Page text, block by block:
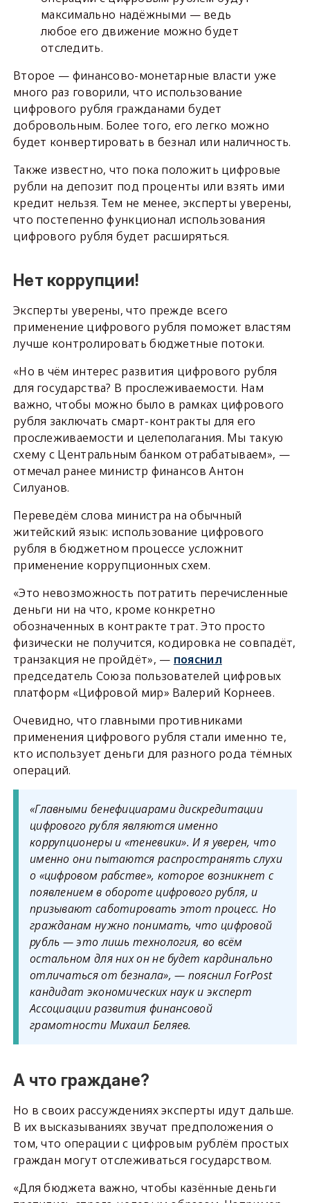
максимально надёжными — ведь
любое его движение можно будет
отследить.
Второе — финансово-монетарные власти уже
много раз говорили, что использование
цифрового рубля гражданами будет
добровольным. Более того, его легко можно
будет конвертировать в безнал или наличность.
Также известно, что пока положить цифровые
рубли на депозит под проценты или взять ими
кредит нельзя. Тем не менее, эксперты уверены,
что постепенно функционал использования
цифрового рубля будет расширяться.
Нет коррупции!
Эксперты уверены, что прежде всего
применение цифрового рубля поможет властям
лучше контролировать бюджетные потоки.
«Но в чём интерес развития цифрового рубля
для государства? В прослеживаемости. Нам
важно, чтобы можно было в рамках цифрового
рубля заключать смарт-контракты для его
прослеживаемости и целеполагания. Мы такую
схему с Центральным банком отрабатываем», —
отмечал ранее министр финансов Антон
Силуанов.
Переведём слова министра на обычный
житейский язык: использование цифрового
рубля в бюджетном процессе усложнит
применение коррупционных схем.
«Это невозможность потратить перечисленные
деньги ни на что, кроме конкретно
обозначенных в контракте трат. Это просто
физически не получится, кодировка не совпадёт,
транзакция не пройдёт», — пояснил
председатель Союза пользователей цифровых
платформ «Цифровой мир» Валерий Корнеев.
Очевидно, что главными противниками
применения цифрового рубля стали именно те,
кто использует деньги для разного рода тёмных
операций.
«Главными бенефициарами дискредитации
цифрового рубля являются именно
коррупционеры и «теневики». И я уверен, что
именно они пытаются распространять слухи
о «цифровом рабстве», которое возникнет с
появлением в обороте цифрового рубля, и
призывают саботировать этот процесс. Но
гражданам нужно понимать, что цифровой
рубль — это лишь технология, во всём
остальном для них он не будет кардинально
отличаться от безнала», — пояснил ForPost
кандидат экономических наук и эксперт
Ассоциации развития финансовой
грамотности Михаил Беляев.
А что граждане?
Но в своих рассуждениях эксперты идут дальше.
В их высказываниях звучат предположения о
том, что операции с цифровым рублём простых
граждан могут отслеживаться государством.
«Для бюджета важно, чтобы казённые деньги